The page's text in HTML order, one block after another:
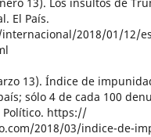
El País.
2018/01/12/
13). Índice de
sólo 4 de cada 100
Político. https://
2018/03/indice-de-